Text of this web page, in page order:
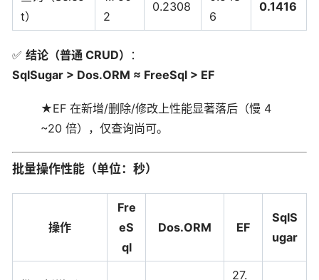
t）
2
0.2308
6
0.1416
✅ 结论（普通 CRUD）
：
SqlSugar > Dos.ORM ≈ FreeSql > EF
★EF 在新增/删除/修改上性能显著落后（慢 4
~20 倍），仅查询尚可。
批量操作性能（单位：秒）
操作
Fre
eS
ql
Dos.ORM EF
SqlS
ugar
27.